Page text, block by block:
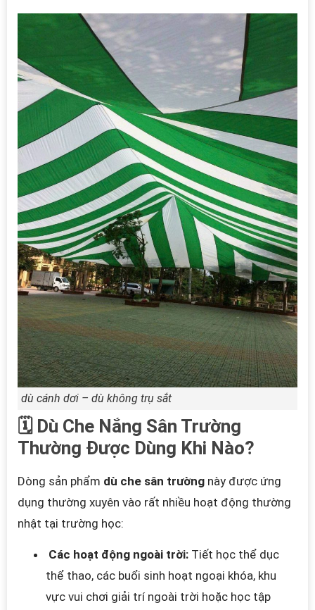
dù cánh dơi – dù không trụ sắt
🗓️ Dù Che Nắng Sân Trường
Thường Được Dùng Khi Nào?
Dòng sản phẩm dù che sân trường này được ứng
dụng thường xuyên vào rất nhiều hoạt động thường
nhật tại trường học:
Các hoạt động ngoài trời: Tiết học thể dục
thể thao, các buổi sinh hoạt ngoại khóa, khu
vực vui chơi giải trí ngoài trời hoặc học tập